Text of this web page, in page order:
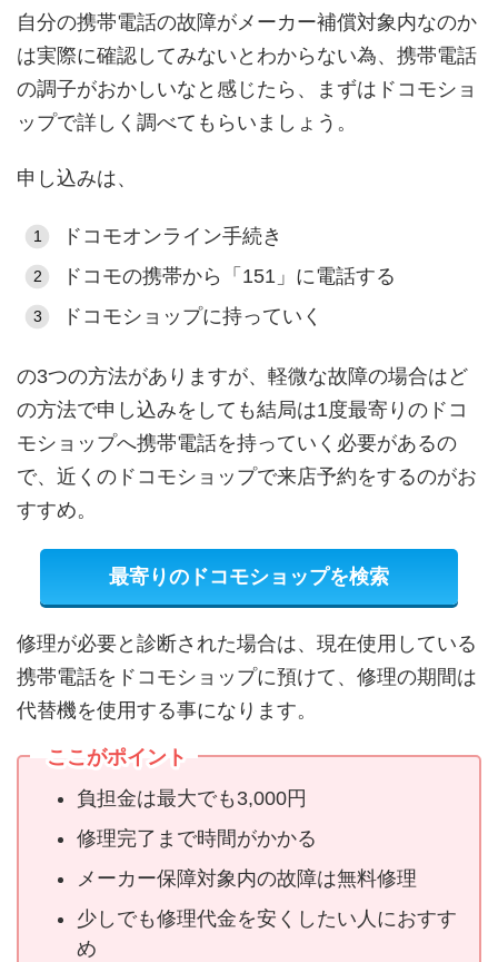
自分の携帯電話の故障がメーカー補償対象内なのか
は実際に確認してみないとわからない為、携帯電話
の調子がおかしいなと感じたら、まずはドコモショ
ップで詳しく調べてもらいましょう。
申し込みは、
ドコモオンライン手続き
ドコモの携帯から「151」に電話する
ドコモショップに持っていく
の3つの方法がありますが、軽微な故障の場合はど
の方法で申し込みをしても結局は1度最寄りのドコ
モショップへ携帯電話を持っていく必要があるの
で、近くのドコモショップで来店予約をするのがお
すすめ。
最寄りのドコモショップを検索
修理が必要と診断された場合は、現在使用している
携帯電話をドコモショップに預けて、修理の期間は
代替機を使用する事になります。
ここがポイント
負担金は最大でも3,000円
修理完了まで時間がかかる
メーカー保障対象内の故障は無料修理
少しでも修理代金を安くしたい人におすす
め